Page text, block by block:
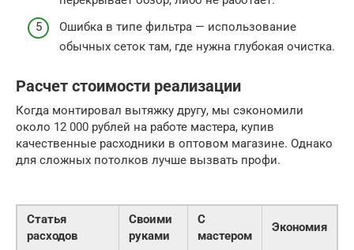
Ошибка в типе фильтра — использование
обычных сеток там, где нужна глубокая очистка.
Расчет стоимости реализации
Когда монтировал вытяжку другу, мы сэкономили
около 12 000 рублей на работе мастера, купив
качественные расходники в оптовом магазине. Однако
для сложных потолков лучше вызвать профи.
Статья
расходов
Своими
руками
С
мастером
Экономия